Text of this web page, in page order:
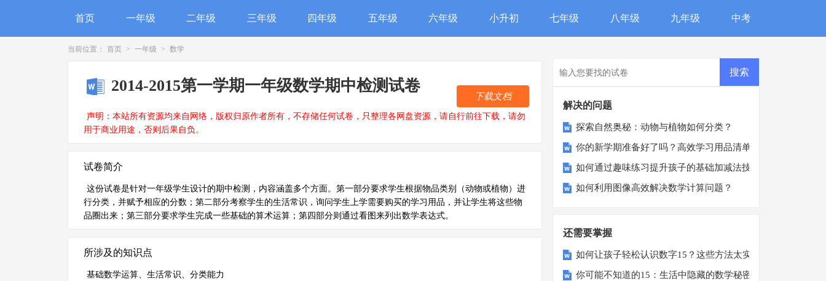
首页 一年级 二年级 三年级 四年级 五年级 六年级 小升初 七年级 八年级 九年级 中考
当前位置： 首页 > 一年级 > 数学
2014-2015第一学期一年级数学期中检测试卷
声明：本站所有资源均来自网络，版权归原作者所有，不存储任何试卷，只整理各网盘资源，请自行前往下载，请勿
用于商业用途，否则后果自负。
下载文档
试卷简介
这份试卷是针对一年级学生设计的期中检测，内容涵盖多个方面。第一部分要求学生根据物品类别（动物或植物）进
行分类，并赋予相应的分数；第二部分考察学生的生活常识，询问学生上学需要购买的学习用品，并让学生将这些物
品圈出来；第三部分要求学生完成一些基础的算术运算；第四部分则通过看图来列出数学表达式。
所涉及的知识点
基础数学运算、生活常识、分类能力
解决的问题
探索自然奥秘：动物与植物如何分类？
你的新学期准备好了吗？高效学习用品清单揭秘
如何通过趣味练习提升孩子的基础加减法技能？
如何利用图像高效解决数学计算问题？
还需要掌握
如何让孩子轻松认识数字15？这些方法太实用了！
你可能不知道的15：生活中隐藏的数学秘密？